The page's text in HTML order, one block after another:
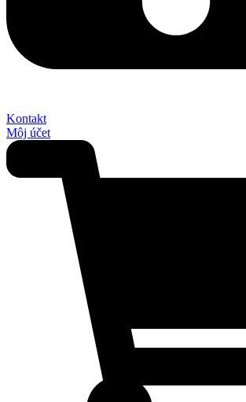
Kontakt
Môj účet